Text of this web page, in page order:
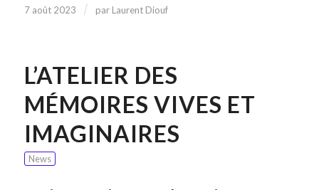
7 août 2023 / par Laurent Diouf
L’ATELIER DES
MÉMOIRES VIVES ET
IMAGINAIRES
News